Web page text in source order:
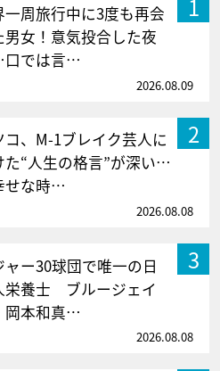
1
一周旅行中に3度も再会
男女！意気投合した夜
では言…
2026.08.09
2
コ、M-1ブレイク芸人に
た“人生の格言”が深い…
せな時…
2026.08.08
3
ャー30球団で唯一の日
栄養士 ブルージェイ
岡本和真…
2026.08.08